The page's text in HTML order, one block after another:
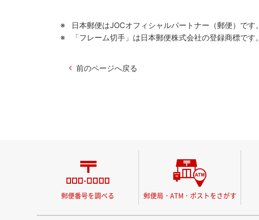
日本郵便はJOCオフィシャルパートナー（郵便）です。
「フレーム切手」は日本郵便株式会社の登録商標です。
前のページへ戻る
郵便番号を調べる 郵便局・ATM・ポストをさがす